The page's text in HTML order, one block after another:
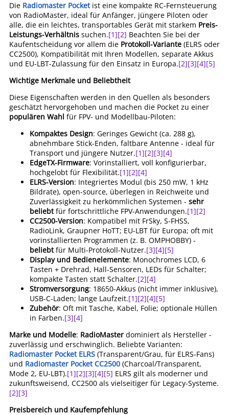
Die Radiomaster Pocketist eine kompakte RC-Fernsteuerung
von RadioMaster, ideal für Anfänger, jüngere Piloten oder
alle, die ein leichtes, transportables Gerät mit starkem Preis-
Leistungs-Verhältnis suchen.[1][2] Beachten Sie bei der
Kaufentscheidung vor allem die Protokoll-Variante (ELRS oder
CC2500), Kompatibilität mit Ihren Modellen, separate Akkus
und EU-LBT-Zulassung für den Einsatz in Europa.[2][3][4][5]
Wichtige Merkmale und Beliebtheit
Diese Eigenschaften werden in den Quellen als besonders
geschätzt hervorgehoben und machen die Pocket zu einer
populären Wahl für FPV- und Modellbau-Piloten:
Kompaktes Design: Geringes Gewicht (ca. 288 g),
abnehmbare Stick-Enden, faltbare Antenne - ideal für
Transport und jüngere Nutzer.[1][2][3][4]
EdgeTX-Firmware: Vorinstalliert, voll konfigurierbar,
hochgelobt für Flexibilität.[1][2][4]
ELRS-Version: Integriertes Modul (bis 250 mW, 1 kHz
Bildrate), open-source, überlegen in Reichweite und
Zuverlässigkeit zu herkömmlichen Systemen - sehr
beliebtfür fortschrittliche FPV-Anwendungen.[1][2]
CC2500-Version: Kompatibel mit FrSky, S-FHSS,
RadioLink, Graupner HoTT; EU-LBT für Europa; oft mit
vorinstallierten Programmen (z. B. OMPHOBBY) -
beliebtfür Multi-Protokoll-Nutzer.[3][4][5]
Display und Bedienelemente: Monochromes LCD, 6
Tasten + Drehrad, Hall-Sensoren, LEDs für Schalter;
kompakte Tasten statt Schalter.[2][4]
Stromversorgung: 18650-Akkus (nicht immer inklusive),
USB-C-Laden; lange Laufzeit.[1][2][4][5]
Zubehör: Oft mit Tasche, Kabel, Folie; optionale Hüllen
in Farben.[3][4]
Marke und Modelle: RadioMaster dominiert als Hersteller -
zuverlässig und erschwinglich. Beliebte Varianten:
Radiomaster Pocket ELRS (Transparent/Grau, für ELRS-Fans)
und Radiomaster Pocket CC2500 (Charcoal/Transparent,
Mode 2, EU-LBT).[1][2][3][4][5] ELRS gilt als moderner und
zukunftsweisend, CC2500 als vielseitiger für Legacy-Systeme.
[2][3]
Preisbereich und Kaufempfehlung